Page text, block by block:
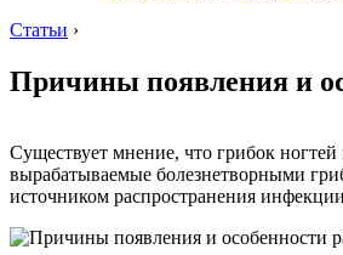
Статьи ›
Причины появления и
Существует мнение, что грибок
вырабатываемые болезнетворными
источником распространения